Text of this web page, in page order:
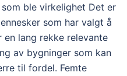
ble virkelighet Det er
som har valgt å
lang rekke relevante
av bygninger som kan
til fordel. Femte